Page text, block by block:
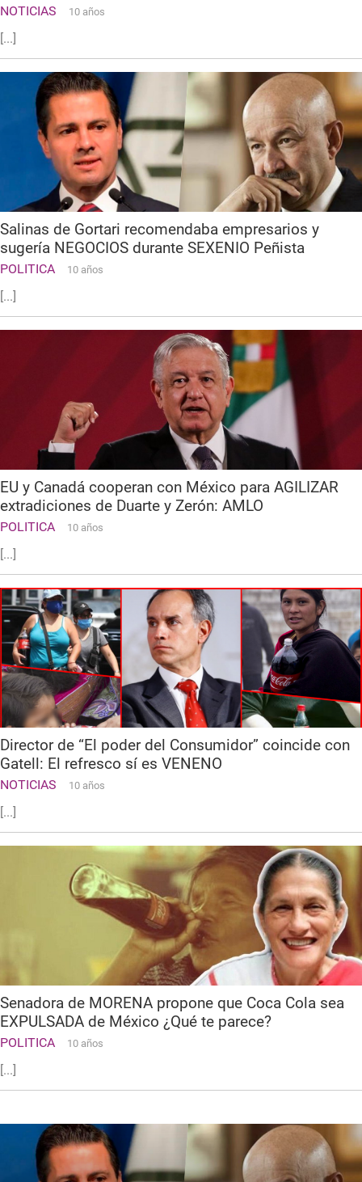
NOTICIAS 10 años
[...]
Salinas de Gortari recomendaba empresarios y
sugería NEGOCIOS durante SEXENIO Peñista
POLITICA 10 años
[...]
EU y Canadá cooperan con México para AGILIZAR
extradiciones de Duarte y Zerón: AMLO
POLITICA 10 años
[...]
Director de “El poder del Consumidor” coincide con
Gatell: El refresco sí es VENENO
NOTICIAS 10 años
[...]
Senadora de MORENA propone que Coca Cola sea
EXPULSADA de México ¿Qué te parece?
POLITICA 10 años
[...]